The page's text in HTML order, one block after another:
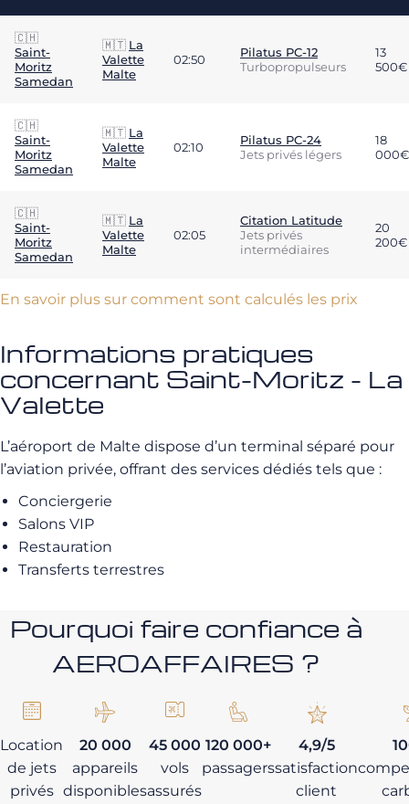
🇨🇭
Saint-
Moritz
Samedan
🇲🇹 La
Valette
Malte
02:50
Pilatus PC-12
Turbopropulseurs
13
500€
🇨🇭
Saint-
Moritz
Samedan
🇲🇹 La
Valette
Malte
02:10
Pilatus PC-24
Jets privés légers
18
000€
🇨🇭
Saint-
Moritz
Samedan
🇲🇹 La
Valette
Malte
02:05
Citation Latitude
Jets privés
intermédiaires
20
200€
En savoir plus sur comment sont calculés les prix
Informations pratiques
concernant Saint-Moritz - La
Valette
L’aéroport de Malte dispose d’un terminal séparé pour
l’aviation privée, offrant des services dédiés tels que :
Conciergerie
Salons VIP
Restauration
Transferts terrestres
Pourquoi faire confiance à
AEROAFFAIRES ?
Location
de jets
privés
20 000
appareils
disponibles
45 000
vols
assurés
120 000+
passagers
4,9/5
satisfaction
client